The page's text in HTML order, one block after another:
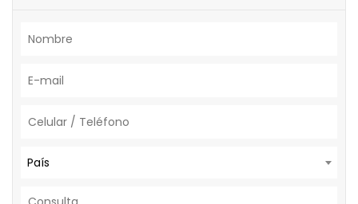
País